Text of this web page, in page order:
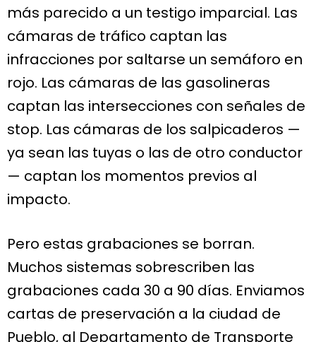
más parecido a un testigo imparcial. Las
cámaras de tráfico captan las
infracciones por saltarse un semáforo en
rojo. Las cámaras de las gasolineras
captan las intersecciones con señales de
stop. Las cámaras de los salpicaderos —
ya sean las tuyas o las de otro conductor
— captan los momentos previos al
impacto.
Pero estas grabaciones se borran.
Muchos sistemas sobrescriben las
grabaciones cada 30 a 90 días. Enviamos
cartas de preservación a la ciudad de
Pueblo, al Departamento de Transporte